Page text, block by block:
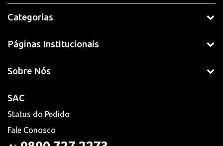
Categorias
Páginas Institucionais
Sobre Nós
SAC
Status do Pedido
Fale Conosco